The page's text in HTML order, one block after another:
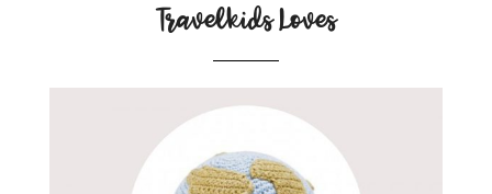
Travelkids Loves